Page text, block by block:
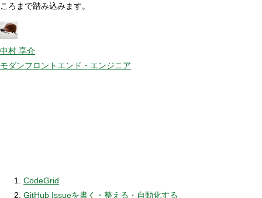
ころまで踏み込みます。
中村 享介
モダンフロントエンド・エンジニア
CodeGrid
GitHub Issueを書く・整える・自動化する